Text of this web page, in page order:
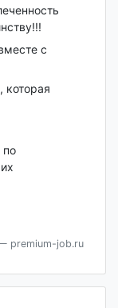
с
которая
по
premium-job.ru